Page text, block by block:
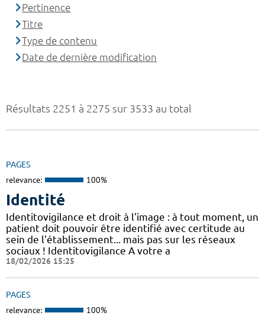
Résultats 2251 à 2275 sur 3533 au total
PAGES
relevance: 100%
Identité
Identitovigilance et droit à l'image : à tout moment, un
patient doit pouvoir être identifié avec certitude au
sein de l'établissement... mais pas sur les réseaux
sociaux ! Identitovigilance A votre a
18/02/2026 15:25
PAGES
relevance: 100%
Pertinence
Titre
Type de contenu
Date de dernière modification